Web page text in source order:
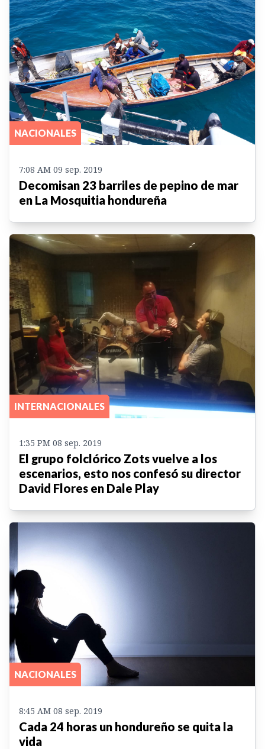
NACIONALES
7:08 AM 09 sep. 2019
Decomisan 23 barriles de pepino de mar
en La Mosquitia hondureña
INTERNACIONALES
1:35 PM 08 sep. 2019
El grupo folclórico Zots vuelve a los
escenarios, esto nos confesó su director
David Flores en Dale Play
NACIONALES
8:45 AM 08 sep. 2019
Cada 24 horas un hondureño se quita la
vida